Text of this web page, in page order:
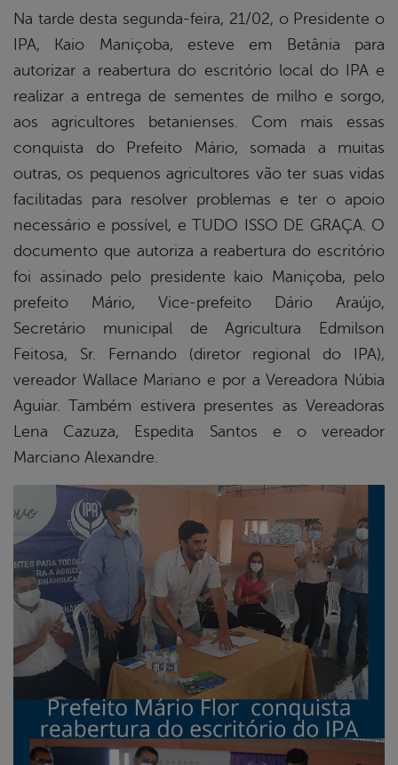
Na tarde desta segunda-feira, 21/02, o Presidente o
IPA, Kaio Maniçoba, esteve em Betânia para
autorizar a reabertura do escritório local do IPA e
realizar a entrega de sementes de milho e sorgo,
aos agricultores betanienses. Com mais essas
conquista do Prefeito Mário, somada a muitas
outras, os pequenos agricultores vão ter suas vidas
facilitadas para resolver problemas e ter o apoio
necessário e possível, e TUDO ISSO DE GRAÇA. O
documento que autoriza a reabertura do escritório
foi assinado pelo presidente kaio Maniçoba, pelo
prefeito Mário, Vice-prefeito Dário Araújo,
Secretário municipal de Agricultura Edmilson
Feitosa, Sr. Fernando (diretor regional do IPA),
vereador Wallace Mariano e por a Vereadora Núbia
Aguiar. Também estivera presentes as Vereadoras
Lena Cazuza, Espedita Santos e o vereador
Marciano Alexandre.